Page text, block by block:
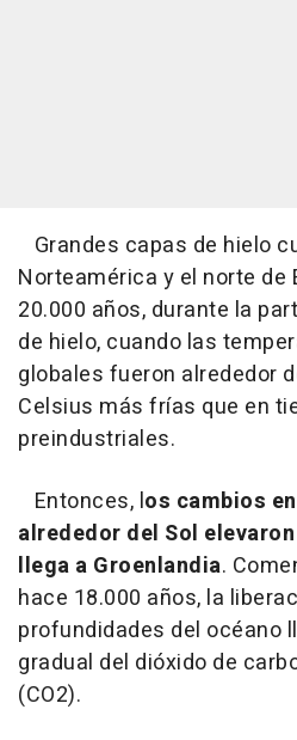
Grandes capas de hielo
Norteamérica y el norte de
20.000 años, durante la
de hielo, cuando las
globales fueron alrededor
Celsius más frías que en
preindustriales.
Entonces, los cambios
alrededor del Sol
llega a Groenlandia.
hace 18.000 años, la
profundidades del océano
gradual del dióxido de
(CO2).